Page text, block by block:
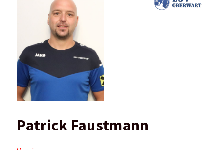
Patrick Faustmann